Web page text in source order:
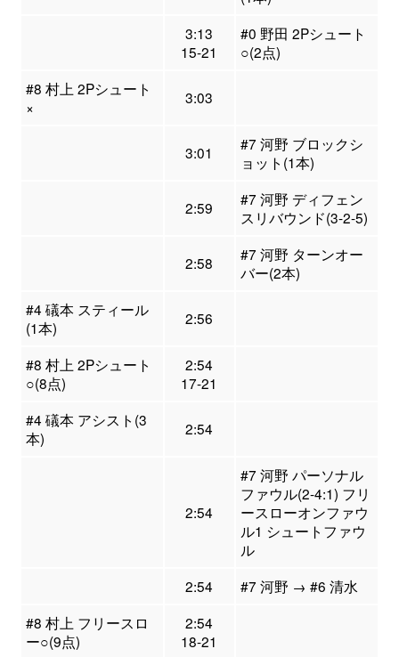
3:13
15-21
#0 野田 2Pシュート
○(2点)
#8 村上 2Pシュート
×
3:03
3:01
#7 河野 ブロックシ
ョット(1本)
2:59
#7 河野 ディフェン
スリバウンド(3-2-5)
2:58
#7 河野 ターンオー
バー(2本)
#4 礒本 スティール
(1本)
2:56
#8 村上 2Pシュート
○(8点)
2:54
17-21
#4 礒本 アシスト(3
本)
2:54
2:54
#7 河野 パーソナル
ファウル(2-4:1) フリ
ースローオンファウ
ル1 シュートファウ
ル
2:54
#7 河野 → #6 清水
#8 村上 フリースロ
ー○(9点)
2:54
18-21